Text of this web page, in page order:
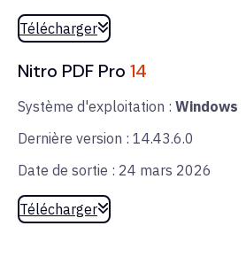
Télécharger
Nitro PDF Pro 14
Système d'exploitation : Windows
Dernière version : 14.43.6.0
Date de sortie : 24 mars 2026
Télécharger